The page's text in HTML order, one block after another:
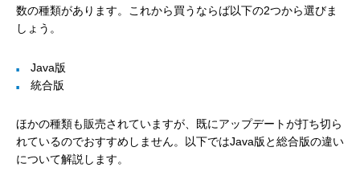
数の種類があります。これから買うならば以下の2つから選びま
しょう。
Java版
統合版
ほかの種類も販売されていますが、既にアップデートが打ち切ら
れているのでおすすめしません。以下ではJava版と総合版の違い
について解説します。